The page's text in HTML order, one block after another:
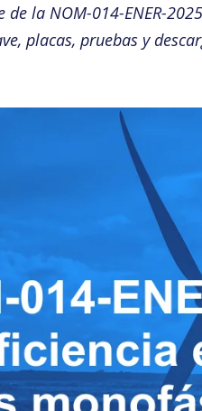
de la NOM-014-ENER-
placas, pruebas y